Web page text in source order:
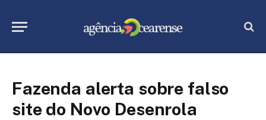
Fazenda alerta sobre falso
site do Novo Desenrola